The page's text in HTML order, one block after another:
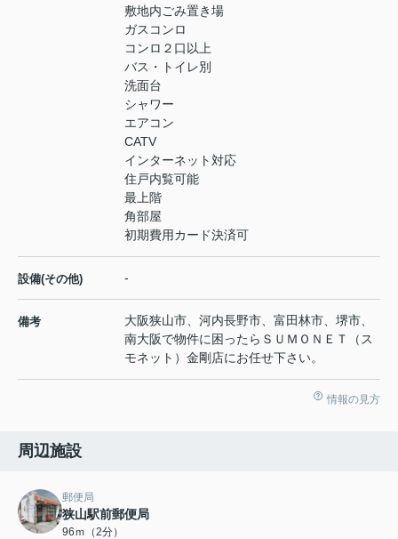
敷地内ごみ置き場
ガスコンロ
コンロ２口以上
バス・トイレ別
洗面台
シャワー
エアコン
CATV
インターネット対応
住戸内覧可能
最上階
角部屋
初期費用カード決済可
設備(その他) -
備考
大阪狭山市、河内長野市、富田林市、堺市、
南大阪で物件に困ったらＳＵＭＯＮＥＴ（ス
モネット）金剛店にお任せ下さい。
情報の見方
周辺施設
郵便局
狭山駅前郵便局
96ｍ（2分）